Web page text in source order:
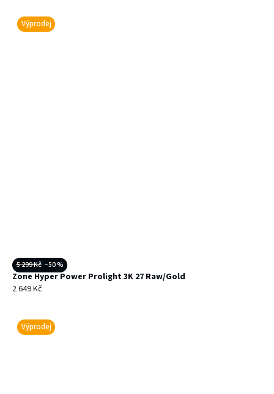
Výprodej
5 299 Kč –50 %
Zone Hyper Power Prolight 3K 27 Raw/Gold
2 649 Kč
Výprodej